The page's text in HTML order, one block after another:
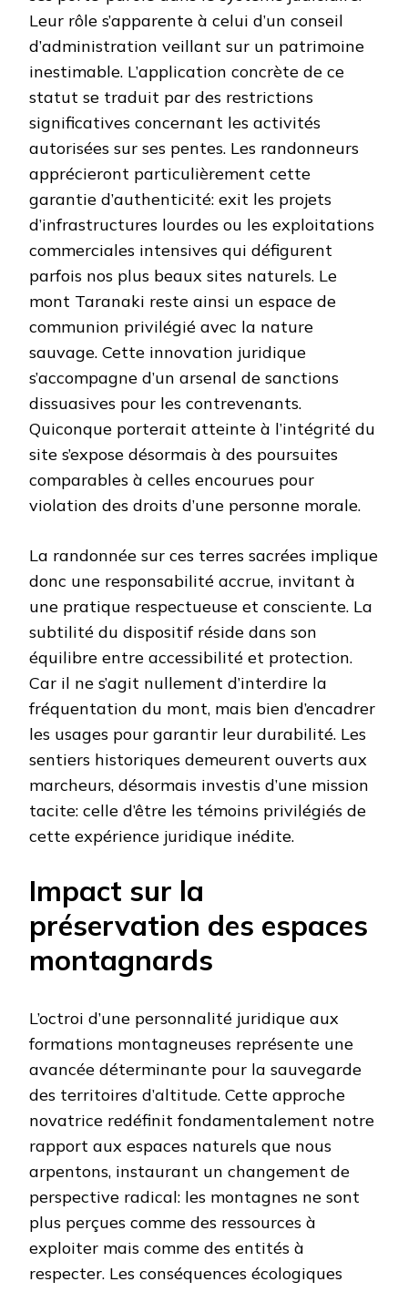
Leur rôle s’apparente à celui d’un conseil
d’administration veillant sur un patrimoine
inestimable. L’application concrète de ce
statut se traduit par des restrictions
significatives concernant les activités
autorisées sur ses pentes. Les randonneurs
apprécieront particulièrement cette
garantie d’authenticité: exit les projets
d’infrastructures lourdes ou les exploitations
commerciales intensives qui défigurent
parfois nos plus beaux sites naturels. Le
mont Taranaki reste ainsi un espace de
communion privilégié avec la nature
sauvage. Cette innovation juridique
s’accompagne d’un arsenal de sanctions
dissuasives pour les contrevenants.
Quiconque porterait atteinte à l’intégrité du
site s’expose désormais à des poursuites
comparables à celles encourues pour
violation des droits d’une personne morale.
La randonnée sur ces terres sacrées implique
donc une responsabilité accrue, invitant à
une pratique respectueuse et consciente. La
subtilité du dispositif réside dans son
équilibre entre accessibilité et protection.
Car il ne s’agit nullement d’interdire la
fréquentation du mont, mais bien d’encadrer
les usages pour garantir leur durabilité. Les
sentiers historiques demeurent ouverts aux
marcheurs, désormais investis d’une mission
tacite: celle d’être les témoins privilégiés de
cette expérience juridique inédite.
Impact sur la
préservation des espaces
montagnards
L’octroi d’une personnalité juridique aux
formations montagneuses représente une
avancée déterminante pour la sauvegarde
des territoires d’altitude. Cette approche
novatrice redéfinit fondamentalement notre
rapport aux espaces naturels que nous
arpentons, instaurant un changement de
perspective radical: les montagnes ne sont
plus perçues comme des ressources à
exploiter mais comme des entités à
respecter. Les conséquences écologiques